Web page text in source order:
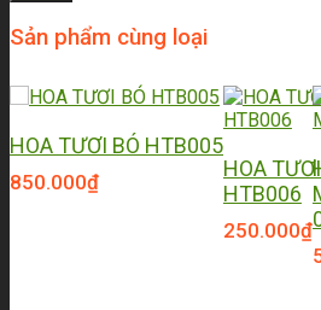
Sản phẩm cùng loại
HOA TƯƠI BÓ HTB005
850.000₫
HOA
HTB006
250.000₫